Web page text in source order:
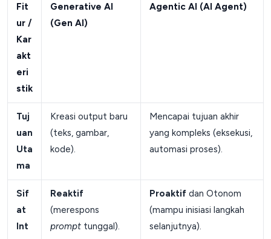
Fit
ur /
Kar
akt
eri
stik
Generative AI
(Gen AI)
Agentic AI (AI Agent)
Tuj
uan
Uta
ma
Kreasi output baru
(teks, gambar,
kode).
Mencapai tujuan akhir
yang kompleks (eksekusi,
automasi proses).
Sif
at
Int
Reaktif
(merespons
prompttunggal).
Proaktifdan Otonom
(mampu inisiasi langkah
selanjutnya).